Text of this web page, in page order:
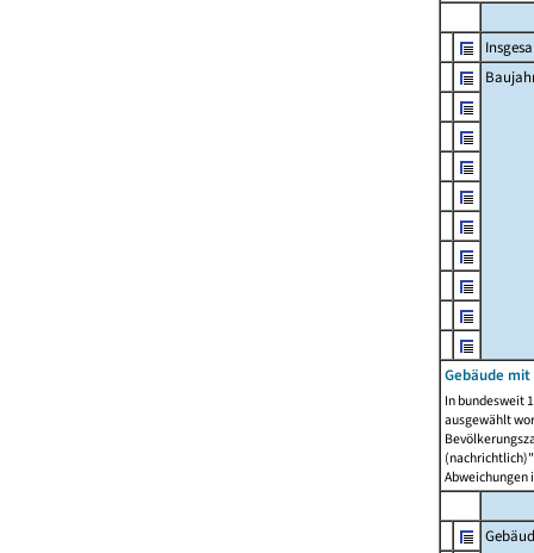
Gebäude mit
In bundesweit
ausgewählt
Abweichungen